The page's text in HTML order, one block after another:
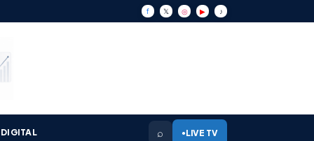
f 𝕏 ◎ ▶ ♪
⌕ ●LIVE TV